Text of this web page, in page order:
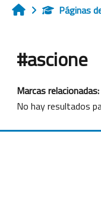
Inicio
Páginas
#ascione
Marcas relacionadas:
No hay resultados